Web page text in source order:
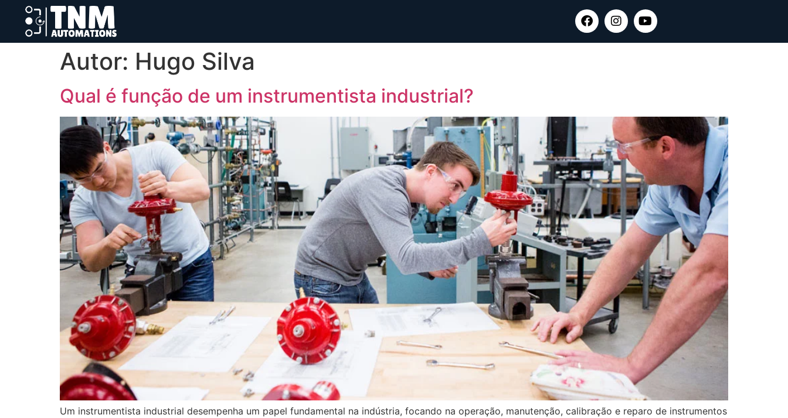
Autor: Hugo Silva
Qual é função de um instrumentista industrial?
Um instrumentista industrial desempenha um papel fundamental na indústria, focando na operação, manutenção, calibração e reparo de instrumentos